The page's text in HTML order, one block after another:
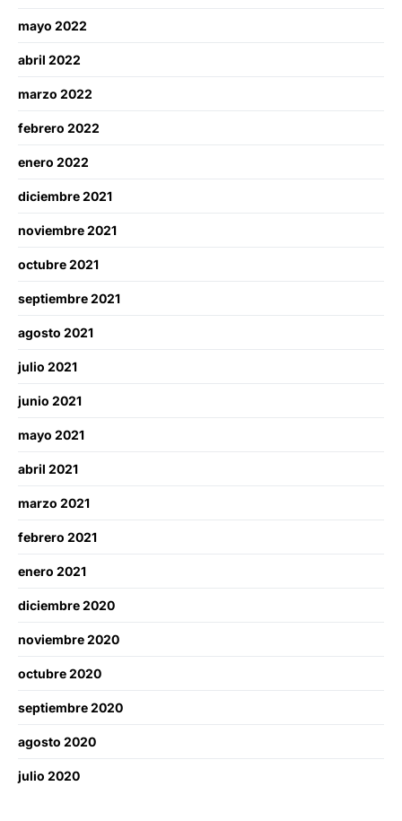
mayo 2022
abril 2022
marzo 2022
febrero 2022
enero 2022
diciembre 2021
noviembre 2021
octubre 2021
septiembre 2021
agosto 2021
julio 2021
junio 2021
mayo 2021
abril 2021
marzo 2021
febrero 2021
enero 2021
diciembre 2020
noviembre 2020
octubre 2020
septiembre 2020
agosto 2020
julio 2020